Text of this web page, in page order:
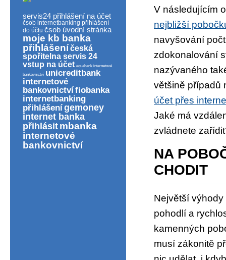
V následujícím
nejbližší
navyšování
zdokonalování
nazývaného
většině případů
účet přes
Jaké má
zvládnete
NA
CHODIT
Největší
pohodlí a
kamenných
musí zákonitě
servis24 přihlášení na účet
čsob internetbanking přihlášení
do účtu čsob úvodní stránka
moje kb banka
přihlášeníčeská
spořitelna servis 24
vstup na účet equabank internetové
bankovnictví unicreditbank
internetové
bankovnictvífiobanka
internetbanking
přihlášenígemoney
internet banka
přihlásit mbanka
internetové
bankovnictví